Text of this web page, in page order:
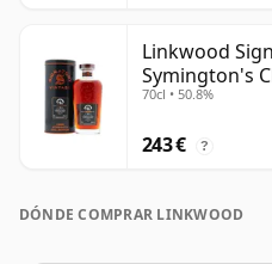
Linkwood
Symington's
30 años
70cl • 50.8%
243 € ?
DÓNDE COMPRAR LINKWOOD